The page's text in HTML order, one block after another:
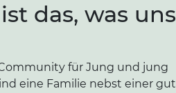
das, was uns
für Jung und jung
eine Familie nebst einer gut